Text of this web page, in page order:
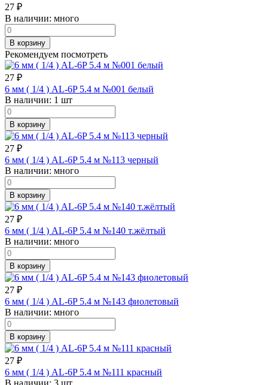
27 ₽
В наличии: много
В корзину
Рекомендуем посмотреть
27 ₽
6 мм ( 1/4 ) AL-6P 5.4 м №001 белый
В наличии: 1 шт
В корзину
27 ₽
6 мм ( 1/4 ) AL-6P 5.4 м №113 черный
В наличии: много
В корзину
27 ₽
6 мм ( 1/4 ) AL-6P 5.4 м №140 т.жёлтый
В наличии: много
В корзину
27 ₽
6 мм ( 1/4 ) AL-6P 5.4 м №143 фиолетовый
В наличии: много
В корзину
27 ₽
6 мм ( 1/4 ) AL-6P 5.4 м №111 красный
В наличии: 3 шт